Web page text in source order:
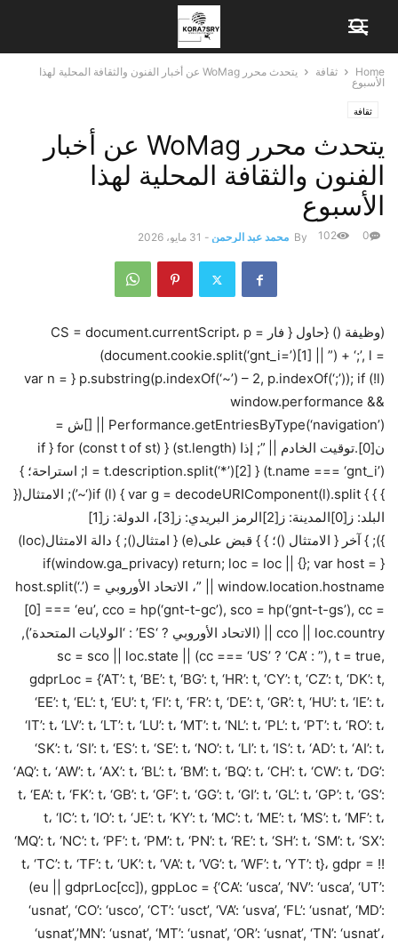
Home ثقافة
يتحدث محرر WoMag عن أخبار الفنون والثقافة المحلية لهذا
الأسبوع
ثقافة
يتحدث محرر WoMag عن أخبار
الفنون والثقافة المحلية لهذا
الأسبوع
By محمد عبد الرحمن - 31 مايو، 2026 0
102
(وظيفة () {حاول { فار CS = document.currentScript، p =
(document.cookie.split(‘gnt_i=’)[1] || ”) + ‘;’, l =
p.substring(p.indexOf(‘~’) – 2, p.indexOf(‘;’)); if (!l) { var n =
window.performance &&
Performance.getEntriesByType(‘navigation’) || []ش =
ن[0].توقيت الخادم || ”; إذا (st.length) { for (const t of st) { if
(t.name === ‘gnt_i’) { l = t.description.split(‘*’)[2]; استراحة؛ }
} } } if (l) { var g = decodeURIComponent(l).split(‘~’); الامتثال({
البلد: ز[0]المدينة: ز[2]الرمز البريدي: ز[3]، الدولة: ز[1]
}); } آخر { الامتثال ()؛ } } قبض على(e) { امتثال(); } دالة الامتثال(loc)
{ if(window.ga_privacy) return; loc = loc || {}; var host =
window.location.hostname || ”، الاتحاد الأوروبي = host.split(‘.’)
[0] === ‘eu’, cco = hp(‘gnt-t-gc’), sco = hp(‘gnt-t-gs’), cc =
cco || loc.country || (الاتحاد الأوروبي ? ‘ES’ : ‘الولايات المتحدة’),
sc = sco || loc.state || (cc === ‘US’ ? ‘CA’ : ”), t = true,
gdprLoc = {‘AT’: t, ‘BE’: t, ‘BG’: t, ‘HR’: t, ‘CY’: t, ‘CZ’: t, ‘DK’: t,
‘EE’: t, ‘EL’: t, ‘EU’: t, ‘FI’: t, ‘FR’: t, ‘DE’: t, ‘GR’: t, ‘HU’: t، ‘IE’: t،
‘IT’: t، ‘LV’: t، ‘LT’: t، ‘LU’: t، ‘MT’: t، ‘NL’: t، ‘PL’: t، ‘PT’: t، ‘RO’: t،
‘SK’: t، ‘SI’: t، ‘ES’: t، ‘SE’: t، ‘NO’: t، ‘LI’: t، ‘IS’: t، ‘AD’: t، ‘AI’: t،
‘AQ’: t، ‘AW’: t، ‘AX’: t، ‘BL’: t، ‘BM’: t، ‘BQ’: t، ‘CH’: t، ‘CW’: t، ‘DG’:
t، ‘EA’: t، ‘FK’: t، ‘GB’: t، ‘GF’: t، ‘GG’: t، ‘GI’: t، ‘GL’: t، ‘GP’: t، ‘GS’:
t، ‘IC’: t، ‘IO’: t، ‘JE’: t، ‘KY’: t، ‘MC’: t، ‘ME’: t، ‘MS’: t، ‘MF’: t،
‘MQ’: t، ‘NC’: t، ‘PF’: t، ‘PM’: t، ‘PN’: t، ‘RE’: t، ‘SH’: t، ‘SM’: t، ‘SX’:
t، ‘TC’: t، ‘TF’: t، ‘UK’: t، ‘VA’: t، ‘VG’: t، ‘WF’: t، ‘YT’: t}، gdpr = !!
(eu || gdprLoc[cc]), gppLoc = {‘CA’: ‘usca’, ‘NV’: ‘usca’, ‘UT’:
‘usnat’, ‘CO’: ‘usco’, ‘CT’: ‘usct’, ‘VA’: ‘usva’, ‘FL’: ‘usnat’, ‘MD’:
‘usnat’,’MN’: ‘usnat’, ‘MT’: ‘usnat’, ‘OR’: ‘usnat’, ‘TN’: ‘usnat’،